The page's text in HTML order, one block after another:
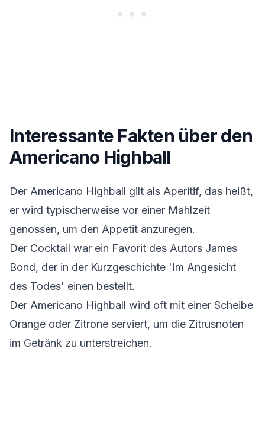
Interessante Fakten über den
Americano Highball
Der Americano Highball gilt als Aperitif, das heißt,
er wird typischerweise vor einer Mahlzeit
genossen, um den Appetit anzuregen.
Der Cocktail war ein Favorit des Autors James
Bond, der in der Kurzgeschichte 'Im Angesicht
des Todes' einen bestellt.
Der Americano Highball wird oft mit einer Scheibe
Orange oder Zitrone serviert, um die Zitrusnoten
im Getränk zu unterstreichen.